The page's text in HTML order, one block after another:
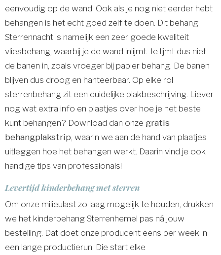
eenvoudig op de wand. Ook als je nog niet eerder hebt
behangen is het echt goed zelf te doen. Dit behang
Sterrennacht is namelijk een zeer goede kwaliteit
vliesbehang, waarbij je de wand inlijmt. Je lijmt dus niet
de banen in, zoals vroeger bij papier behang. De banen
blijven dus droog en hanteerbaar. Op elke rol
sterrenbehang zit een duidelijke plakbeschrijving. Liever
nog wat extra info en plaatjes over hoe je het beste
kunt behangen? Download dan onze gratis
behangplakstrip, waarin we aan de hand van plaatjes
uitleggen hoe het behangen werkt. Daarin vind je ook
handige tips van professionals!
Levertijd kinderbehang met sterren
Om onze milieulast zo laag mogelijk te houden, drukken
we het kinderbehang Sterrenhemel pas ná jouw
bestelling. Dat doet onze producent eens per week in
een lange productierun. Die start elke